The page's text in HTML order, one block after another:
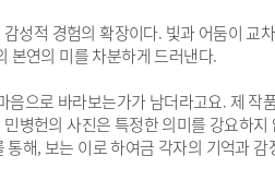
성적 경험의 확장이다. 빛과 어둠이 교
본연의 미를 차분하게 드러낸다.
음으로 바라보는가가 남더라고요. 제
병헌의 사진은 특정한 의미를 강요하
통해, 보는 이로 하여금 각자의 기억과